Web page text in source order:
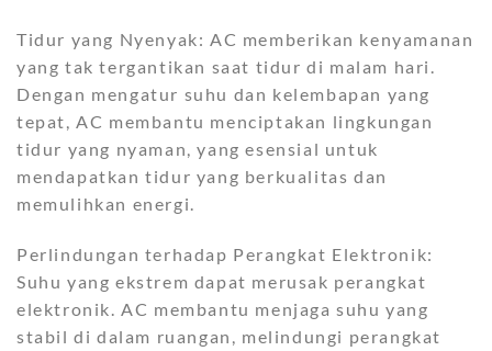
Tidur yang Nyenyak: AC memberikan kenyamanan
yang tak tergantikan saat tidur di malam hari.
Dengan mengatur suhu dan kelembapan yang
tepat, AC membantu menciptakan lingkungan
tidur yang nyaman, yang esensial untuk
mendapatkan tidur yang berkualitas dan
memulihkan energi.
Perlindungan terhadap Perangkat Elektronik:
Suhu yang ekstrem dapat merusak perangkat
elektronik. AC membantu menjaga suhu yang
stabil di dalam ruangan, melindungi perangkat